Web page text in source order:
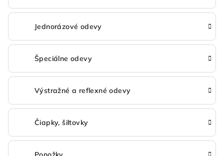
Jednorázové odevy
Špeciálne odevy
Výstražné a reflexné odevy
Čiapky, šiltovky